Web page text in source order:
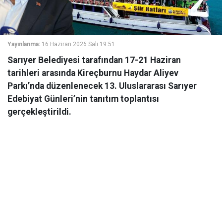
Yayınlanma: 16 Haziran 2026 Salı 19:51
Sarıyer Belediyesi tarafından 17-21 Haziran
tarihleri arasında Kireçburnu Haydar Aliyev
Parkı’nda düzenlenecek 13. Uluslararası Sarıyer
Edebiyat Günleri’nin tanıtım toplantısı
gerçekleştirildi.